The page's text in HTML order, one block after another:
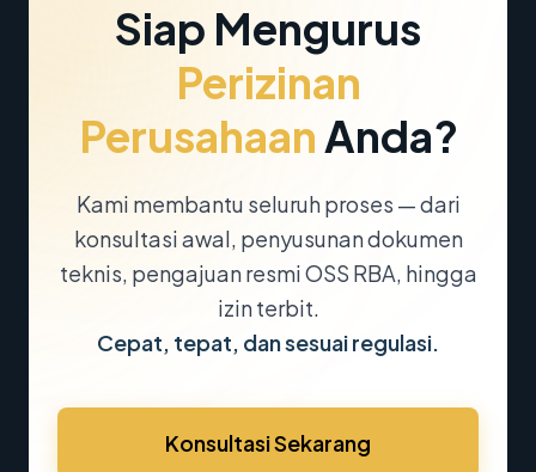
Siap Mengurus
Perizinan
PerusahaanAnda?
Kami membantu seluruh proses — dari
konsultasi awal, penyusunan dokumen
teknis, pengajuan resmi OSS RBA, hingga
izin terbit.
Cepat, tepat, dan sesuai regulasi.
Konsultasi Sekarang